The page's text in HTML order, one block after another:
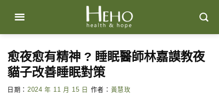
content
愈夜愈有精神 ? 睡眠醫師林嘉謨教夜
貓子改善睡眠對策
日期： 2024 年 11 月 15 日 作者： 黃慧玫